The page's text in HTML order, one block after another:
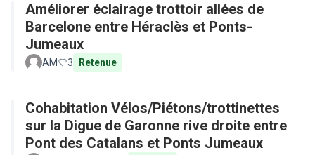
Améliorer éclairage trottoir allées de
Barcelone entre Héraclès et Ponts-
Jumeaux
AM 3 Retenue
Cohabitation Vélos/Piétons/trottinettes
sur la Digue de Garonne rive droite entre
Pont des Catalans et Ponts Jumeaux